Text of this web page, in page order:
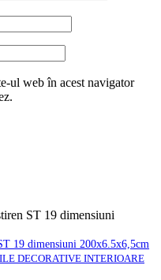
ul web în acest navigator
19 dimensiuni 200x6.5x6,5cm
DECORATIVE INTERIOARE